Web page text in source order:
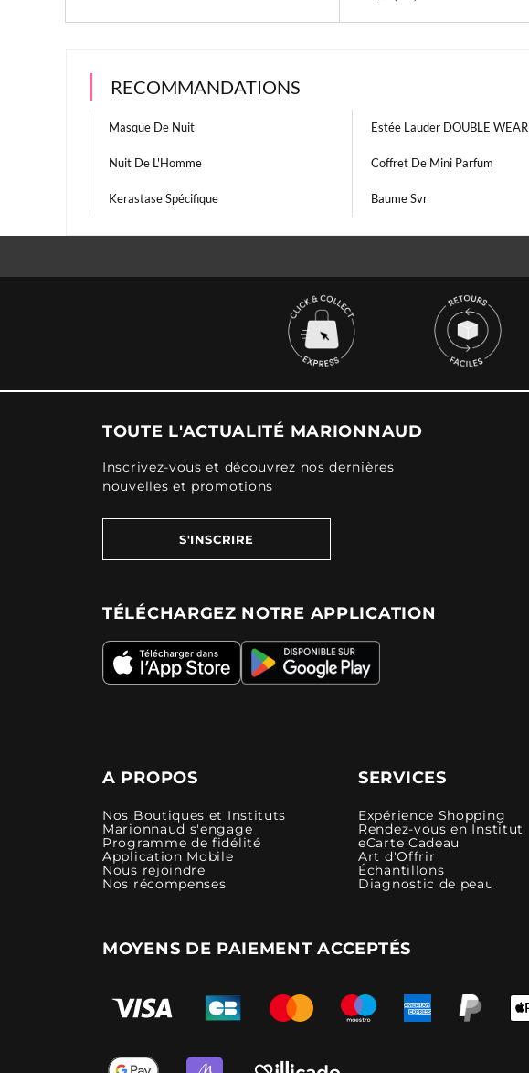
RECOMMANDATIONS
Masque De Nuit Estée Lauder DOUBLE WEAR
Nuit De L'Homme Coffret De Mini Parfum
Kerastase Spécifique Baume Svr
TOUTE L'ACTUALITÉ MARIONNAUD
Inscrivez-vous et découvrez nos dernières
nouvelles et promotions
S'INSCRIRE
TÉLÉCHARGEZ NOTRE APPLICATION
A PROPOS
Nos Boutiques et Instituts
Marionnaud s'engage
Programme de fidélité
Application Mobile
Nous rejoindre
Nos récompenses
SERVICES
Expérience Shopping
Rendez-vous en Institut
eCarte Cadeau
Art d'Offrir
Échantillons
Diagnostic de peau
MOYENS DE PAIEMENT ACCEPTÉS